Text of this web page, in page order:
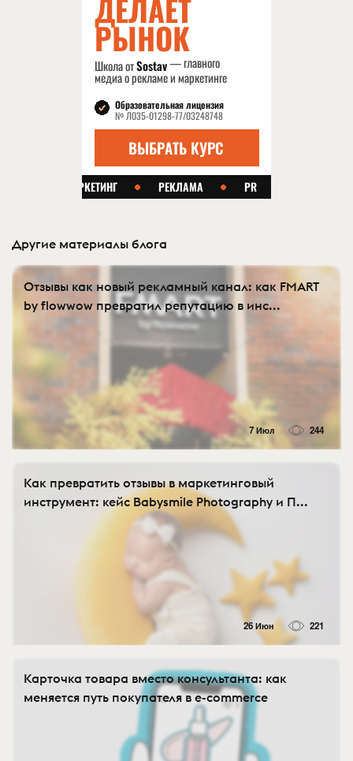
Другие материалы блога
Отзывы как новый рекламный канал: как FMART
by flowwow превратил репутацию в инс...
7 Июл 244
Как превратить отзывы в маркетинговый
инструмент: кейс Babysmile Photography и П...
26 Июн 221
Карточка товара вместо консультанта: как
меняется путь покупателя в e-commerce